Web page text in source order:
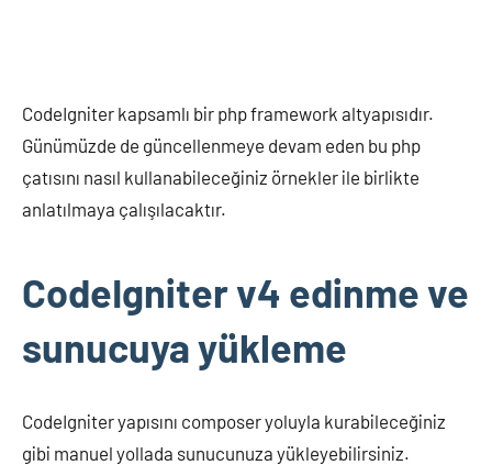
CodeIgniter kapsamlı bir php framework altyapısıdır.
Günümüzde de güncellenmeye devam eden bu php
çatısını nasıl kullanabileceğiniz örnekler ile birlikte
anlatılmaya çalışılacaktır.
CodeIgniter v4 edinme ve
sunucuya yükleme
CodeIgniter yapısını composer yoluyla kurabileceğiniz
gibi manuel yollada sunucunuza yükleyebilirsiniz.